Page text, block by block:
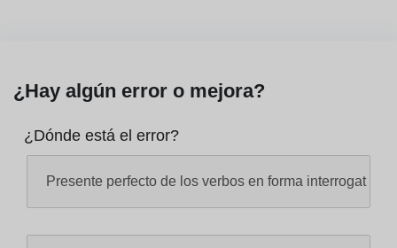
¿Hay algún error o mejora?
¿Dónde está el error?